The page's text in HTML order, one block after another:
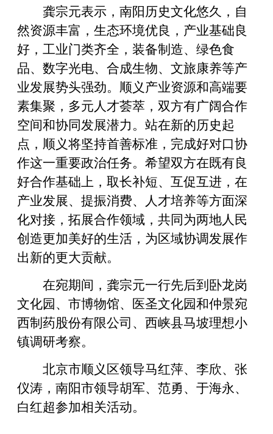
龚宗元表示，南阳历史文化悠久，自
然资源丰富，生态环境优良，产业基础良
好，工业门类齐全，装备制造、绿色食
品、数字光电、合成生物、文旅康养等产
业发展势头强劲。顺义产业资源和高端要
素集聚，多元人才荟萃，双方有广阔合作
空间和协同发展潜力。站在新的历史起
点，顺义将坚持首善标准，完成好对口协
作这一重要政治任务。希望双方在既有良
好合作基础上，取长补短、互促互进，在
产业发展、提振消费、人才培养等方面深
化对接，拓展合作领域，共同为两地人民
创造更加美好的生活，为区域协调发展作
出新的更大贡献。
在宛期间，龚宗元一行先后到卧龙岗
文化园、市博物馆、医圣文化园和仲景宛
西制药股份有限公司、西峡县马坡理想小
镇调研考察。
北京市顺义区领导马红萍、李欣、张
仪涛，南阳市领导胡军、范勇、于海永、
白红超参加相关活动。